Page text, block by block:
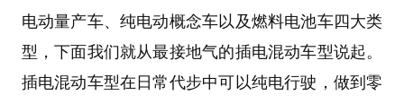
电动量产车、纯电动概念车以及燃料电池车四大类
型，下面我们就从最接地气的插电混动车型说起。
插电混动车型在日常代步中可以纯电行驶，做到零